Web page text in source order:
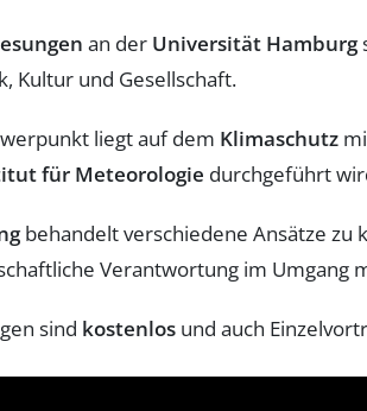
an der Universität Hamburg
Kultur und Gesellschaft.
liegt auf dem Klimaschutz
für Meteorologie durchgeführt
behandelt verschiedene Ansätze
Verantwortung im Umgang
sind kostenlos und auch